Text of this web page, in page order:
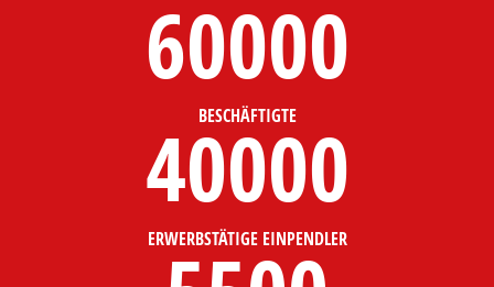
60000
BESCHÄFTIGTE
40000
ERWERBSTÄTIGE EINPENDLER